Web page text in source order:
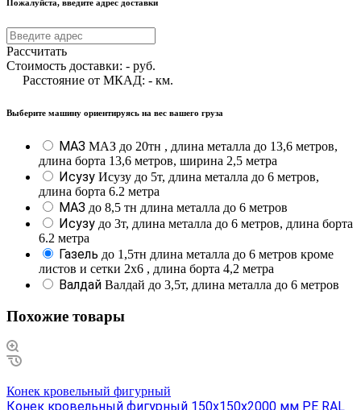
Пожалуйста, введите адрес доставки
Рассчитать
Стоимость доставки: - руб.
Расстояние от МКАД: - км.
Выберите машину ориентируясь на вес вашего груза
МАЗ МАЗ до 20тн , длина металла до 13,6 метров,
длина борта 13,6 метров, ширина 2,5 метра
Исузу Исузу до 5т, длина металла до 6 метров,
длина борта 6.2 метра
МАЗ до 8,5 тн длина металла до 6 метров
Исузу до 3т, длина металла до 6 метров, длина борта
6.2 метра
Газель до 1,5тн длина металла до 6 метров кроме
листов и сетки 2х6 , длина борта 4,2 метра
Валдай Валдай до 3,5т, длина металла до 6 метров
Похожие товары
Конек кровельный фигурный
Конек кровельный фигурный 150х150х2000 мм PE RAL